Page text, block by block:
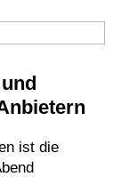
ist die